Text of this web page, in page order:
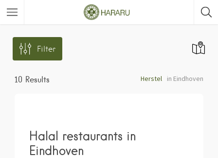
Filter
10 Results in Eindhoven
Herstel
Halal restaurants in
Eindhoven